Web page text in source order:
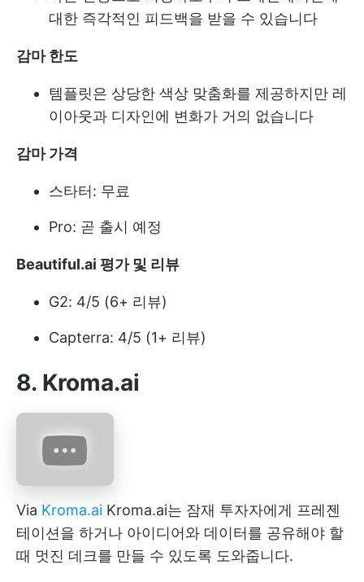
대한 즉각적인 피드백을 받을 수 있습니다
감마 한도
템플릿은 상당한 색상 맞춤화를 제공하지만 레
이아웃과 디자인에 변화가 거의 없습니다
감마 가격
스타터: 무료
Pro: 곧 출시 예정
Beautiful.ai 평가 및 리뷰
G2: 4/5 (6+ 리뷰)
Capterra: 4/5 (1+ 리뷰)
8. Kroma.ai
Via Kroma.ai Kroma.ai는 잠재 투자자에게 프레젠
테이션을 하거나 아이디어와 데이터를 공유해야 할
때 멋진 데크를 만들 수 있도록 도와줍니다.